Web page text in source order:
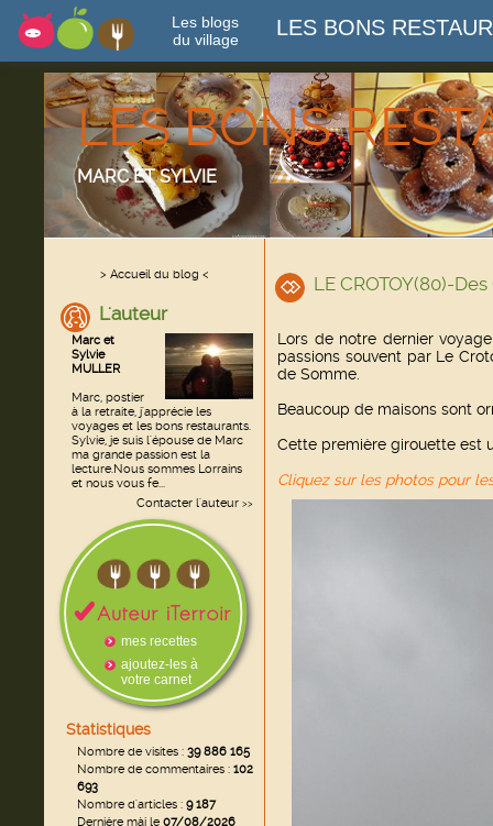
Les blogs
du village
LES BONS
LES BONS
MARC ET SYLVIE
> Accueil du blog <
L'auteur
Marc et
Sylvie
MULLER
Marc, postier
à la retraite, j'apprécie les
voyages et les bons restaurants.
Sylvie, je suis l'épouse de Marc
ma grande passion est la
lecture.Nous sommes Lorrains
et nous vous fe...
Contacter l'auteur >>
mes recettes
ajoutez-les à
votre carnet
Statistiques
Nombre de visites : 39 886 165
Nombre de commentaires : 102
693
Nombre d'articles : 9 187
Dernière màj le07/08/2026
LE CROTOY(80)-
Lors de notre dernier
passions souvent par Le
de Somme.
Beaucoup de maisons sont
Cette première girouette est
Cliquez sur les photos pour